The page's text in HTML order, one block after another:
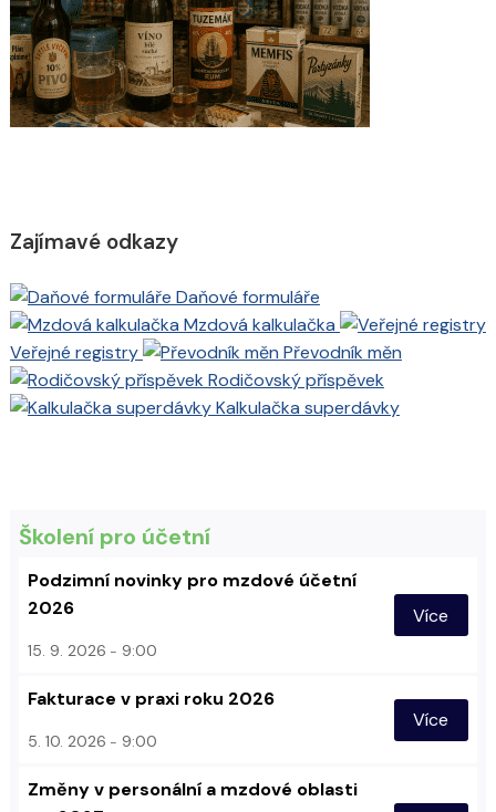
Zajímavé odkazy
Daňové formuláře
Mzdová kalkulačka
Veřejné registry
Převodník měn
Rodičovský příspěvek
Kalkulačka superdávky
Školení pro účetní
Podzimní novinky pro mzdové účetní
2026
15. 9. 2026 9:00
Více
Fakturace v praxi roku 2026
5. 10. 2026 9:00
Více
Změny v personální a mzdové oblasti